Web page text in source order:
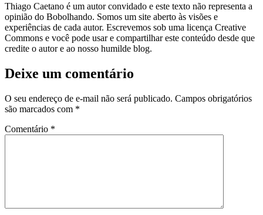
Thiago Caetano é um autor convidado e este texto não representa a
opinião do Bobolhando. Somos um site aberto às visões e
experiências de cada autor. Escrevemos sob uma licença Creative
Commons e você pode usar e compartilhar este conteúdo desde que
credite o autor e ao nosso humilde blog.
Deixe um comentário
O seu endereço de e-mail não será publicado. Campos obrigatórios
são marcados com *
Comentário *